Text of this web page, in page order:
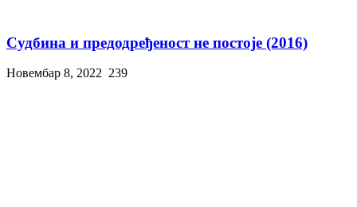
Судбина и предодређеност не постоје (2016)
Новембар 8, 2022 239